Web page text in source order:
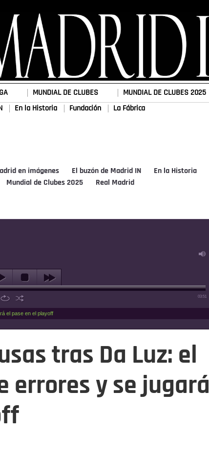
MUNDIAL DE CLUBES MUNDIAL DE CLUBES 2025
En la Historia Fundación La Fábrica
en imágenes El buzón de Madrid IN
En la Historia
Mundial de Clubes 2025 Real Madrid
03:51
el pase en el playoff
tras Da Luz: el
errores y se jugará